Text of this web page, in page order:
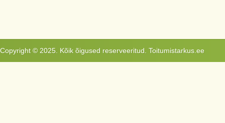
Copyright © 2025. Kõik õigused reserveeritud. Toitumistarkus.ee